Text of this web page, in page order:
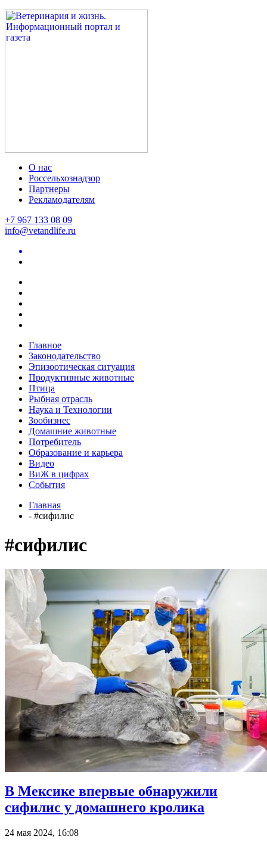
О нас
Россельхознадзор
Партнеры
Рекламодателям
+7 967 133 08 09
info@vetandlife.ru
Главное
Законодательство
Эпизоотическая ситуация
Продуктивные животные
Птица
Рыбная отрасль
Наука и Технологии
Зообизнес
Домашние животные
Потребитель
Образование и карьера
Видео
ВиЖ в цифрах
События
Главная
- #сифилис
#сифилис
В Мексике впервые обнаружили
сифилис у домашнего кролика
24 мая 2024, 16:08